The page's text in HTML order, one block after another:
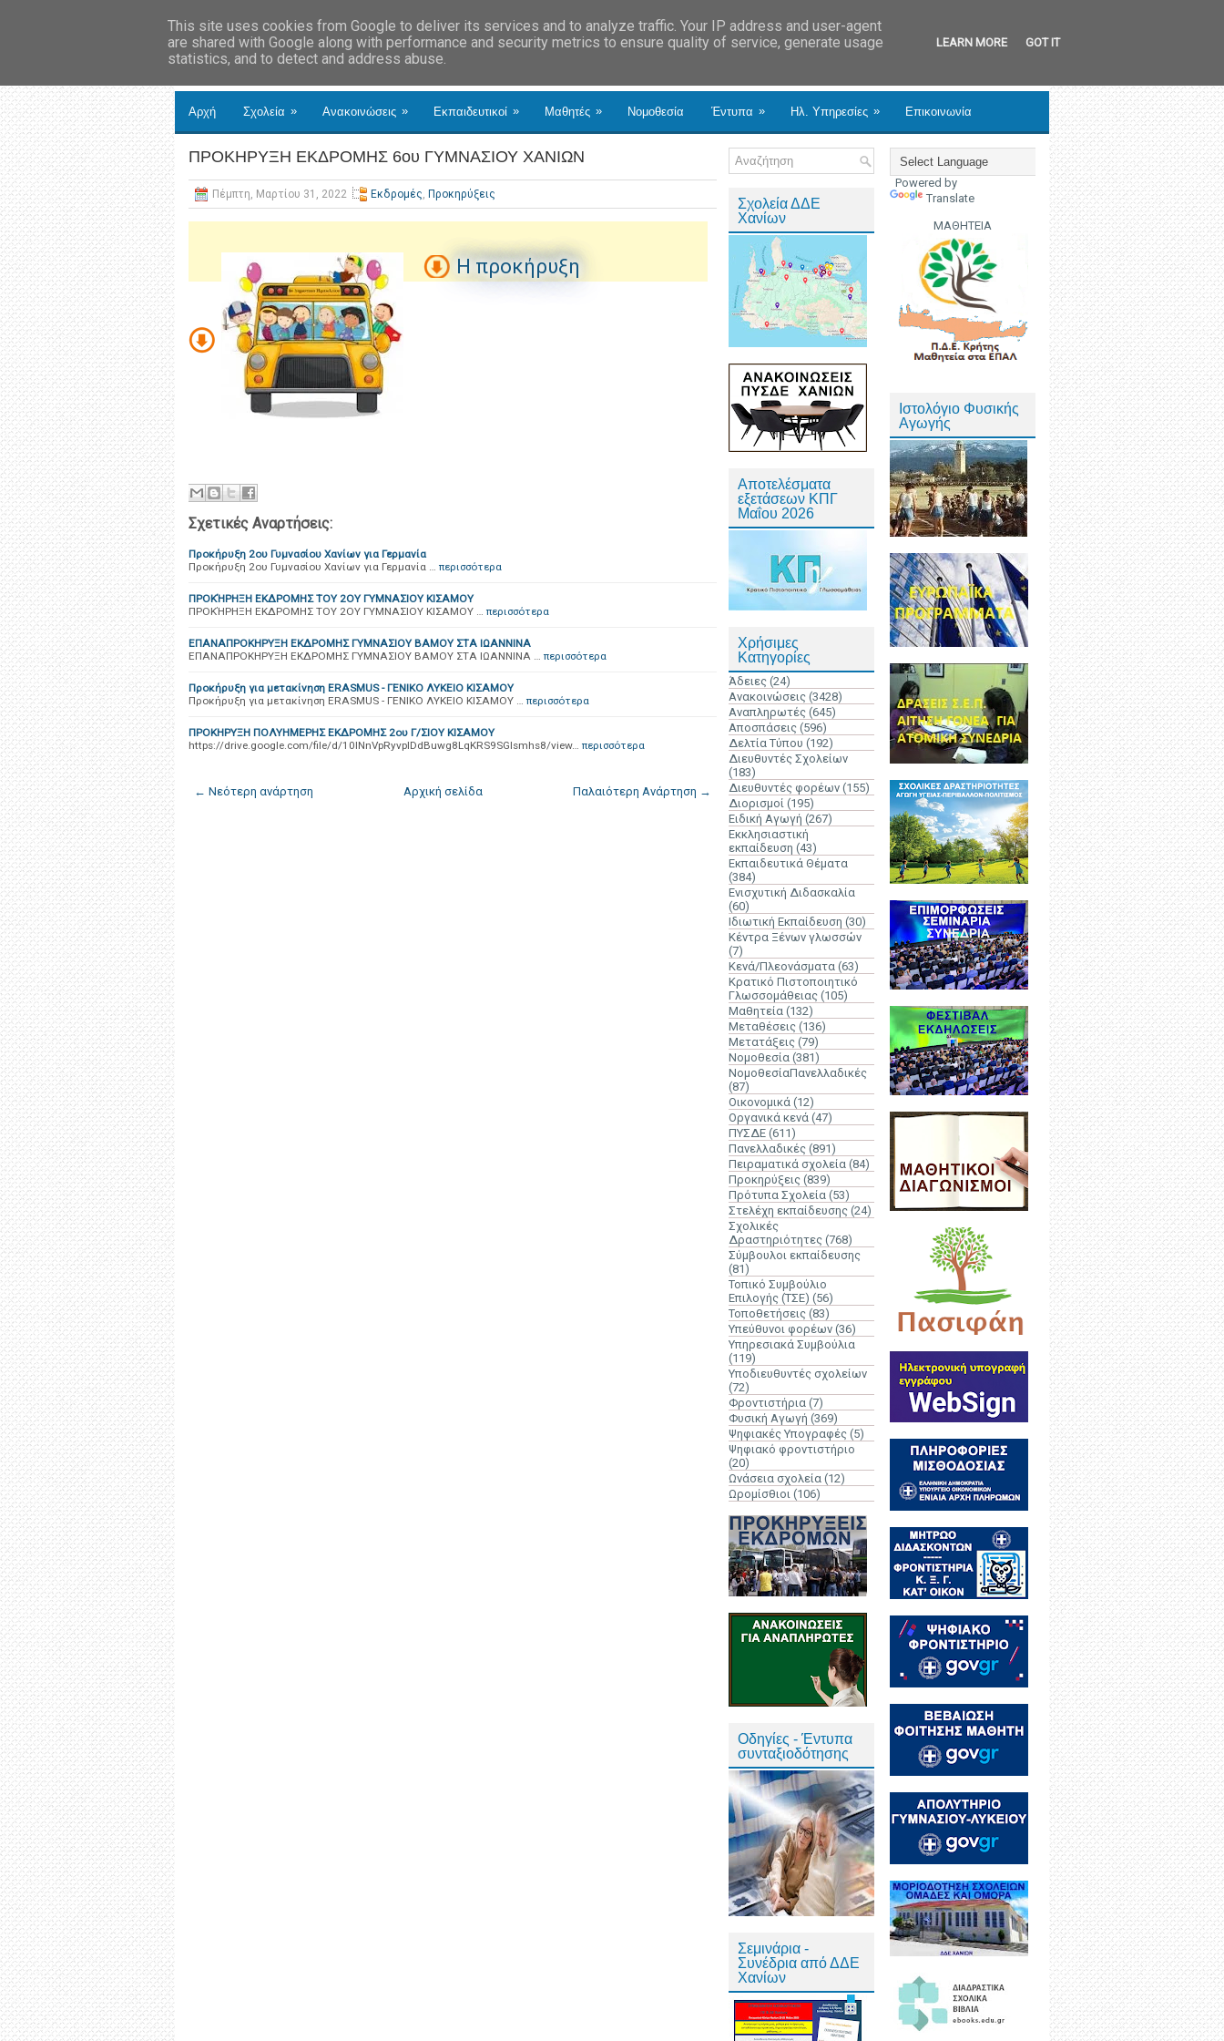
Αρχή Σχολεία » Ανακοινώσεις » Εκπαιδευτικοί » Μαθητές » Νομοθεσία Έντυπα » Ηλ. Υπηρεσίες » Επικοινωνία
ΠΡΟΚΗΡΥΞΗ ΕΚΔΡΟΜΗΣ 6ου ΓΥΜΝΑΣΙΟΥ ΧΑΝΙΩΝ
Πέμπτη, Μαρτίου 31, 2022 Εκδρομές, Προκηρύξεις
Η προκήρυξη
Σχετικές Αναρτήσεις:
Προκήρυξη 2ου Γυμνασίου Χανίων για Γερμανία
Προκήρυξη 2ου Γυμνασίου Χανίων για Γερμανία … περισσότερα
ΠΡΟΚΉΡΗΞΗ ΕΚΔΡΟΜΗΣ ΤΟΥ 2ΟΥ ΓΥΜΝΑΣΙΟΥ ΚΙΣΑΜΟΥ
ΠΡΟΚΉΡΗΞΗ ΕΚΔΡΟΜΗΣ ΤΟΥ 2ΟΥ ΓΥΜΝΑΣΙΟΥ ΚΙΣΑΜΟΥ … περισσότερα
ΕΠΑΝΑΠΡΟΚΗΡΥΞΗ ΕΚΔΡΟΜΗΣ ΓΥΜΝΑΣΙΟΥ ΒΑΜΟΥ ΣΤΑ ΙΩΑΝΝΙΝΑ
ΕΠΑΝΑΠΡΟΚΗΡΥΞΗ ΕΚΔΡΟΜΗΣ ΓΥΜΝΑΣΙΟΥ ΒΑΜΟΥ ΣΤΑ ΙΩΑΝΝΙΝΑ … περισσότερα
Προκήρυξη για μετακίνηση ERASMUS - ΓΕΝΙΚΟ ΛΥΚΕΙΟ ΚΙΣΑΜΟΥ
Προκήρυξη για μετακίνηση ERASMUS - ΓΕΝΙΚΟ ΛΥΚΕΙΟ ΚΙΣΑΜΟΥ … περισσότερα
ΠΡΟΚΗΡΥΞΗ ΠΟΛΥΗΜΕΡΗΣ ΕΚΔΡΟΜΗΣ 2ου Γ/ΣΙΟΥ ΚΙΣΑΜΟΥ
https://drive.google.com/file/d/10INnVpRyvplDdBuwg8LqKRS9SGlsmhs8/view… περισσότερα
← Νεότερη ανάρτηση Παλαιότερη Ανάρτηση →
Αρχική σελίδα
Σχολεία ΔΔΕ
Χανίων
Αποτελέσματα
εξετάσεων ΚΠΓ
Μαΐου 2026
Χρήσιμες
Κατηγορίες
Άδειες (24)
Ανακοινώσεις (3428)
Αναπληρωτές (645)
Αποσπάσεις (596)
Δελτία Τύπου (192)
Διευθυντές Σχολείων
(183)
Διευθυντές φορέων (155)
Διορισμοί (195)
Ειδική Αγωγή (267)
Εκκλησιαστική
εκπαίδευση (43)
Εκπαιδευτικά Θέματα
(384)
Ενισχυτική Διδασκαλία
(60)
Ιδιωτική Εκπαίδευση (30)
Κέντρα Ξένων γλωσσών
(7)
Κενά/Πλεονάσματα (63)
Κρατικό Πιστοποιητικό
Γλωσσομάθειας (105)
Μαθητεία (132)
Μεταθέσεις (136)
Μετατάξεις (79)
Νομοθεσία (381)
ΝομοθεσίαΠανελλαδικές
(87)
Οικονομικά (12)
Οργανικά κενά (47)
ΠΥΣΔΕ (611)
Πανελλαδικές (891)
Πειραματικά σχολεία (84)
Προκηρύξεις (839)
Πρότυπα Σχολεία (53)
Στελέχη εκπαίδευσης (24)
Σχολικές
Δραστηριότητες (768)
Σύμβουλοι εκπαίδευσης
(81)
Τοπικό Συμβούλιο
Επιλογής (ΤΣΕ) (56)
Τοποθετήσεις (83)
Υπεύθυνοι φορέων (36)
Υπηρεσιακά Συμβούλια
(119)
Υποδιευθυντές σχολείων
(72)
Φροντιστήρια (7)
Φυσική Αγωγή (369)
Ψηφιακές Υπογραφές (5)
Ψηφιακό φροντιστήριο
(20)
Ωνάσεια σχολεία (12)
Ωρομίσθιοι (106)
Οδηγίες - Έντυπα
συνταξιοδότησης
Σεμινάρια -
Συνέδρια από ΔΔΕ
Χανίων
Powered by
Translate
ΜΑΘΗΤΕΙΑ
Ιστολόγιο Φυσικής
Αγωγής
This site uses cookies from Google to deliver its services and to analyze traffic. Your IP address and user-agent
are shared with Google along with performance and security metrics to ensure quality of service, generate usage
statistics, and to detect and address abuse.
LEARN MORE GOT IT